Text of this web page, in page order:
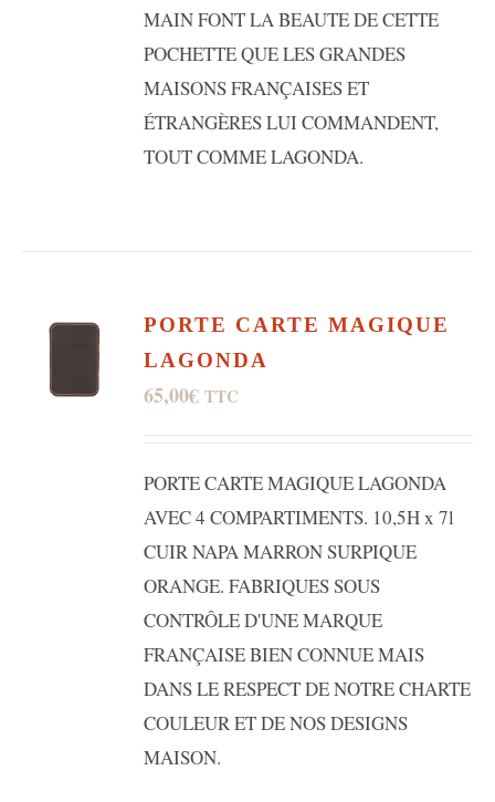
MAIN FONT LA BEAUTE DE CETTE
POCHETTE QUE LES GRANDES
MAISONS FRANÇAISES ET
ÉTRANGÈRES LUI COMMANDENT,
TOUT COMME LAGONDA.
PORTE CARTE MAGIQUE
LAGONDA
65,00€ TTC
PORTE CARTE MAGIQUE LAGONDA
AVEC 4 COMPARTIMENTS. 10,5H x 7l
CUIR NAPA MARRON SURPIQUE
ORANGE. FABRIQUES SOUS
CONTRÔLE D'UNE MARQUE
FRANÇAISE BIEN CONNUE MAIS
DANS LE RESPECT DE NOTRE CHARTE
COULEUR ET DE NOS DESIGNS
MAISON.